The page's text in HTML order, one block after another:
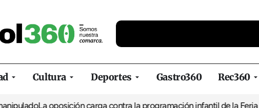
Cultura Deportes Gastro360 Rec360
oposición carga contra la programación infantil de la Feria de la